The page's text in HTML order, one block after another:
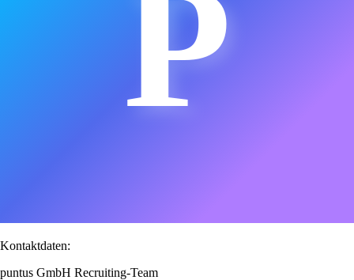
P
Kontaktdaten:
puntus GmbH Recruiting-Team